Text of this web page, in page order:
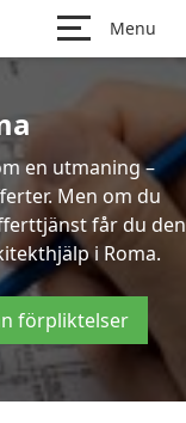
Menu
en utmaning –
Men om du
får du den
i Roma.
förpliktelser